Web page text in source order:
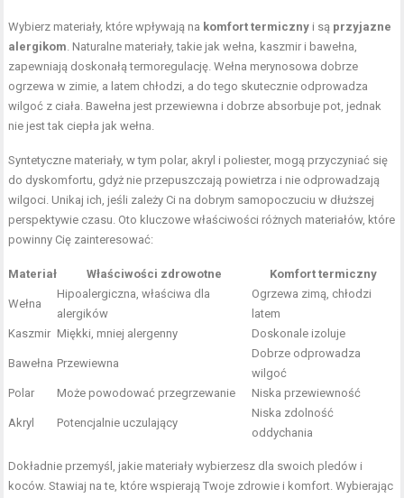
Wybierz materiały, które wpływają na komfort termiczny i są przyjazne
alergikom. Naturalne materiały, takie jak wełna, kaszmir i bawełna,
zapewniają doskonałą termoregulację. Wełna merynosowa dobrze
ogrzewa w zimie, a latem chłodzi, a do tego skutecznie odprowadza
wilgoć z ciała. Bawełna jest przewiewna i dobrze absorbuje pot, jednak
nie jest tak ciepła jak wełna.
Syntetyczne materiały, w tym polar, akryl i poliester, mogą przyczyniać się
do dyskomfortu, gdyż nie przepuszczają powietrza i nie odprowadzają
wilgoci. Unikaj ich, jeśli zależy Ci na dobrym samopoczuciu w dłuższej
perspektywie czasu. Oto kluczowe właściwości różnych materiałów, które
powinny Cię zainteresować:
Materiał Właściwości zdrowotne Komfort termiczny
Wełna
Hipoalergiczna, właściwa dla
alergików
Ogrzewa zimą, chłodzi
latem
Kaszmir Miękki, mniej alergenny Doskonale izoluje
Bawełna Przewiewna
Dobrze odprowadza
wilgoć
Polar
Może powodować przegrzewanie Niska przewiewność
Akryl Potencjalnie uczulający
Niska zdolność
oddychania
Dokładnie przemyśl, jakie materiały wybierzesz dla swoich pledów i
koców. Stawiaj na te, które wspierają Twoje zdrowie i komfort. Wybierając